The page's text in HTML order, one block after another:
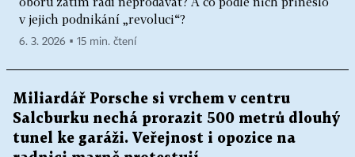
1. Štáflova chalupa v Havlíčkově Brodě,
2. Klášter premonstrátů v Želivě;
n) ve Zlínském kraji
v jejich podnikání „revoluci“?
6. 3. 2026 ▪ 15 min. čtení
Miliardář Porsche si vrchem v centru
Salcburku nechá prorazit 500 metrů dlouhý
tunel ke garáži. Veřejnost i opozice na